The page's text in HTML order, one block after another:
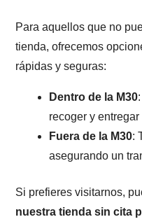
Para aquellos que no
tienda, ofrecemos
rápidas y seguras:
Dentro de la M30
recoger y
Fuera de la M30:
asegurando un
Si prefieres visitarnos,
nuestra tienda sin cita